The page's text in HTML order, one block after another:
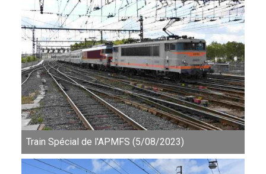
Train Spécial de l'APMFS (5/08/2023)